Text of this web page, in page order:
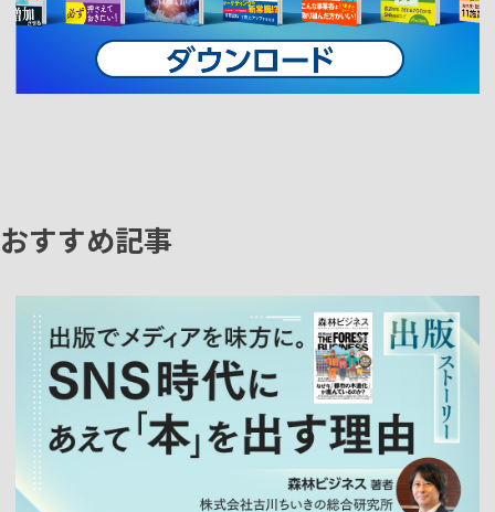
おすすめ記事